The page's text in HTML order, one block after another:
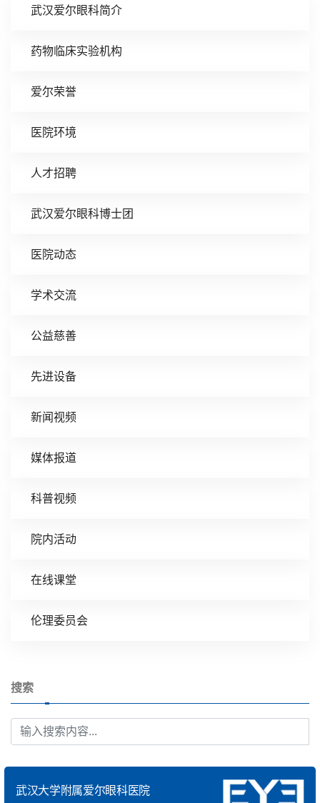
武汉爱尔眼科简介
药物临床实验机构
爱尔荣誉
医院环境
人才招聘
武汉爱尔眼科博士团
医院动态
学术交流
公益慈善
先进设备
新闻视频
媒体报道
科普视频
院内活动
在线课堂
伦理委员会
搜索
武汉大学附属爱尔眼科医院